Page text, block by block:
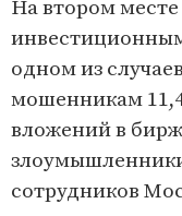
На втором
одном из
мошенникам
вложений в
сотрудников